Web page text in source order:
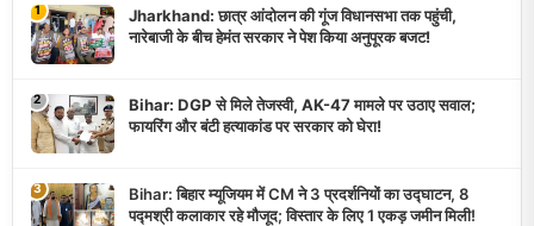
1
Jharkhand: छात्र आंदोलन की गूंज विधानसभा तक पहुंची,
नारेबाजी के बीच हेमंत सरकार ने पेश किया अनुपूरक बजट!
2
Bihar: DGP से मिले तेजस्वी, AK-47 मामले पर उठाए सवाल;
फायरिंग और बंटी हत्याकांड पर सरकार को घेरा!
3
Bihar: बिहार म्यूजियम में CM ने 3 प्रदर्शनियों का उद्घाटन, 8
पद्मश्री कलाकार रहे मौजूद; विस्तार के लिए 1 एकड़ जमीन मिली!